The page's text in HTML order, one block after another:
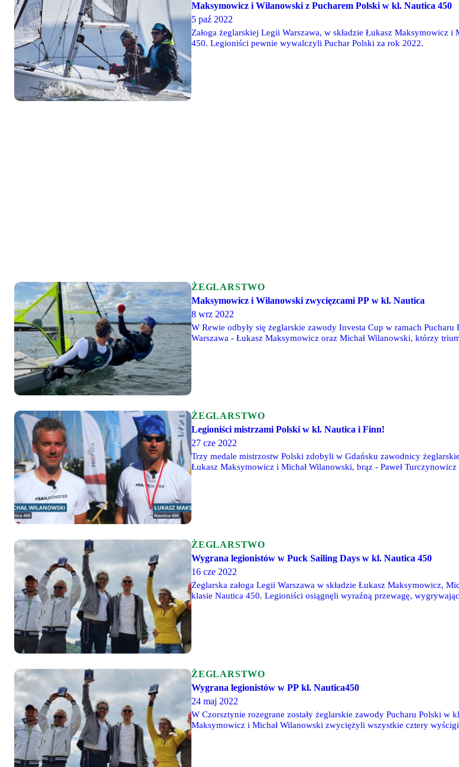
Maksymowicz i Wilanowski z Pucharem Polski w kl. Nautica 450
5 paź 2022
Załoga żeglarskiej Legii Warszawa, w składzie Łukasz Maksymowicz
450. Legioniści pewnie wywalczyli Puchar Polski za rok 2022.
ŻEGLARSTWO
Maksymowicz i Wilanowski zwycięzcami PP w kl. Nautica
8 wrz 2022
W Rewie odbyły się żeglarskie zawody Investa Cup w ramach
Warszawa - Łukasz Maksymowicz oraz Michał Wilanowski, którzy
ŻEGLARSTWO
Legioniści mistrzami Polski w kl. Nautica i Finn!
27 cze 2022
Trzy medale mistrzostw Polski zdobyli w Gdańsku zawodnicy
Łukasz Maksymowicz i Michał Wilanowski, brąz - Paweł
ŻEGLARSTWO
Wygrana legionistów w Puck Sailing Days w kl. Nautica 450
16 cze 2022
Żeglarska załoga Legii Warszawa w składzie Łukasz Maksymowicz,
klasie Nautica 450. Legioniści osiągnęli wyraźną przewagę,
ŻEGLARSTWO
Wygrana legionistów w PP kl. Nautica450
24 maj 2022
W Czorsztynie rozegrane zostały żeglarskie zawody Pucharu Polski
Maksymowicz i Michał Wilanowski zwyciężyli wszystkie cztery